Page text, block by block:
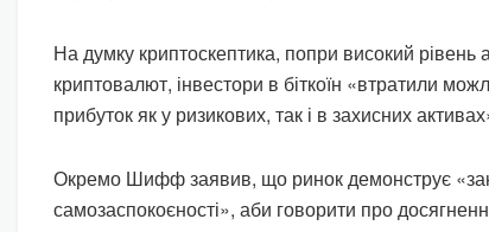
На думку криптоскептика, попри високий рівень
криптовалют, інвестори в біткоїн «втратили
прибуток як у ризикових, так і в захисних
Окремо Шифф заявив, що ринок демонструє
самозаспокоєності», аби говорити про